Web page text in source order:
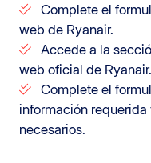
Complete el
web de Ryanair.
Accede a la
web oficial de Ryanair.
Complete el
información
necesarios.